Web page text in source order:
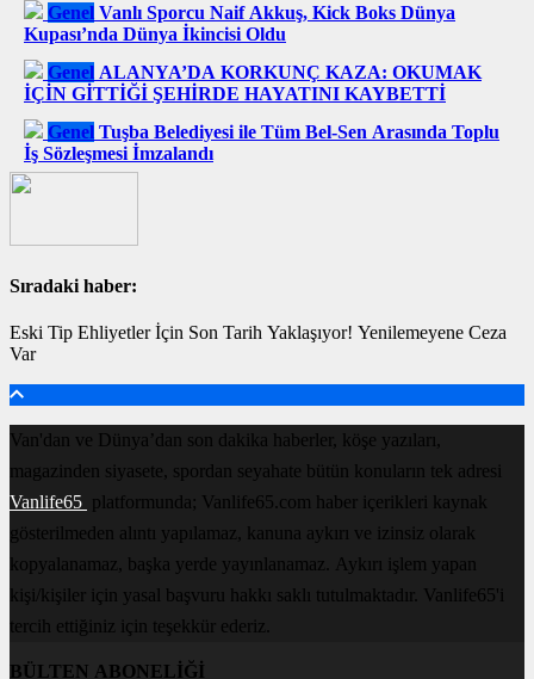
Genel Vanlı Sporcu Naif Akkuş, Kick Boks Dünya
Kupası’nda Dünya İkincisi Oldu
Genel ALANYA’DA KORKUNÇ KAZA: OKUMAK
İÇİN GİTTİĞİ ŞEHİRDE HAYATINI KAYBETTİ
Genel Tuşba Belediyesi ile Tüm Bel-Sen Arasında Toplu
İş Sözleşmesi İmzalandı
Sıradaki haber:
Eski Tip Ehliyetler İçin Son Tarih Yaklaşıyor! Yenilemeyene Ceza
Var
Van'dan ve Dünya’dan son dakika haberler, köşe yazıları,
magazinden siyasete, spordan seyahate bütün konuların tek adresi
Vanlife65 platformunda; Vanlife65.com haber içerikleri kaynak
gösterilmeden alıntı yapılamaz, kanuna aykırı ve izinsiz olarak
kopyalanamaz, başka yerde yayınlanamaz. Aykırı işlem yapan
kişi/kişiler için yasal başvuru hakkı saklı tutulmaktadır. Vanlife65'i
tercih ettiğiniz için teşekkür ederiz.
BÜLTEN ABONELİĞİ